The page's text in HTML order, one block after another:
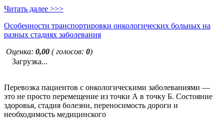
Читать далее >>>
Особенности транспортировки онкологических больных на
разных стадиях заболевания
Оценка: 0,00 ( голосов: 0)
Загрузка...
Перевозка пациентов с онкологическими заболеваниями —
это не просто перемещение из точки А в точку Б. Состояние
здоровья, стадия болезни, переносимость дороги и
необходимость медицинского